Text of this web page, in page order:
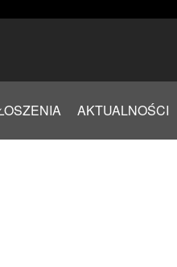
AKTUALNOŚCI